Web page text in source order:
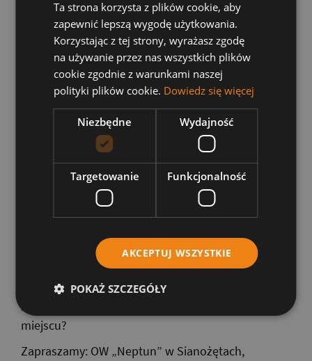
W naszym Ośrodku Wypoczynkowym
„Neptun”, już w czerwcu,nad samym morzem
będą razem świętować ponowne spotkanie.
Organizatorzy szykują wiele niespodzianek dla
miłych gości, uczestników i fanów. Czy
dyskotekowe kawałki porwą wszystkich? Co będzie
się działo na pokładzie statku podczas rejsu po
Bałtyku? Czy, jak w Cannes, gwiazdy programu
przejdą po czerwonym dywanie?
Nasz ośrodek będzie miejscem świetnej zabawy
„Sanatorium Miłości”. Obecnie nie mamy już miejsc
wolnych na to wydarzenie, jednakże w innym
terminie zapraszamy serdecznie - może i Ty
skorzystasz z wypoczynku w tym pięknym
miejscu?
Zapraszamy: OW „Neptun” w Sianożętach,
Ta strona korzysta z plików cookie, aby
zapewnić lepszą wygodę użytkowania.
Korzystając z tej strony, wyrażasz zgodę
na używanie przez nas wszystkich plików
cookie zgodnie z warunkami naszej
polityki plików cookie. Dowiedz się więcej
Niezbędne Wydajność
Targetowanie Funkcjonalność
AKCEPTUJ WSZYSTKIE
POKAŻ SZCZEGÓŁY